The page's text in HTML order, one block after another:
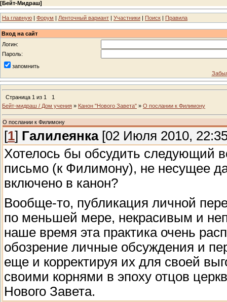
[Бейт-Мидраш]
На главную | Форум | Ленточный вариант | Участники | Поиск | Правила
Вход на сайт
Логин:
Пароль:
запомнить
Страница 1 из 1
1
Бейт-мидраш / Дом учения » Канон "Нового Завета" » О послании к Филимону
О послании к Филимону
[1] Галилеянка[02 Июля 2010,
Хотелось бы обсудить следующий
письмо (к Филимону), не несущее
включено в канон?
Вообще-то, публикация личной
по меньшей мере, некрасивым и
наше время эта практика очень
обозрение личные обсуждения и
еще и корректируя их для своей
своими корнями в эпоху отцов
Нового Завета.